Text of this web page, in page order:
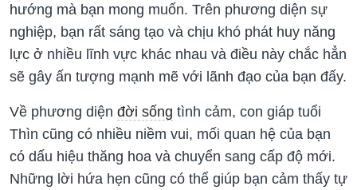
hướng mà bạn mong muốn. Trên phương diện sự
nghiệp, bạn rất sáng tạo và chịu khó phát huy năng
lực ở nhiều lĩnh vực khác nhau và điều này chắc hẳn
sẽ gây ấn tượng mạnh mẽ với lãnh đạo của bạn đấy.
Về phương diện đời sống tình cảm, con giáp tuổi
Thìn cũng có nhiều niềm vui, mối quan hệ của bạn
có dấu hiệu thăng hoa và chuyển sang cấp độ mới.
Những lời hứa hẹn cũng có thể giúp bạn cảm thấy tự